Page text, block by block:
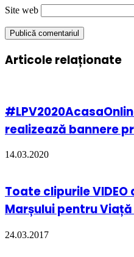
Site web
Articole relaționate
realizează bannere
14.03.2020
Toate clipurile
Marșului pentru Viață
24.03.2017